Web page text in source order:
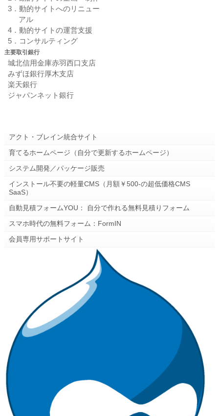
3．動的サイトへのリニュー
アル
4．動的サイトの運営支援
5．コンサルティング
主要取引銀行
城北信用金庫赤羽西口支店
みずほ銀行厚木支店
楽天銀行
ジャパンネット銀行
アクト・ブレイン統合サイト
育てるホームページ（自分で更新するホームページ）
システム開発／パッケージ販売
インストール不要の軽量CMS（月額￥500-の超低価格CMS
SaaS）
自動見積フォームYOU： 自分で作れる無料見積りフォーム
スマホ時代の無料フォーム：FormIN
会員専用サポートサイト